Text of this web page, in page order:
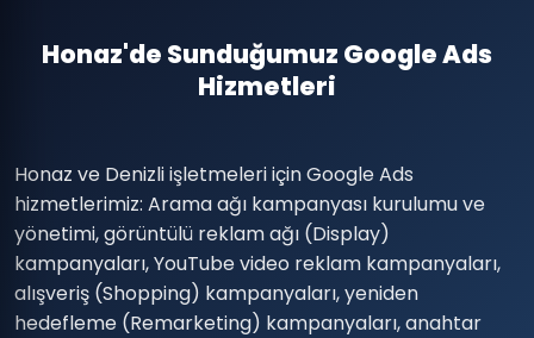
Honaz'de Sunduğumuz Google Ads
Hizmetleri
Honaz ve Denizli işletmeleri için Google Ads
hizmetlerimiz: Arama ağı kampanyası kurulumu ve
yönetimi, görüntülü reklam ağı (Display)
kampanyaları, YouTube video reklam kampanyaları,
alışveriş (Shopping) kampanyaları, yeniden
hedefleme (Remarketing) kampanyaları, anahtar